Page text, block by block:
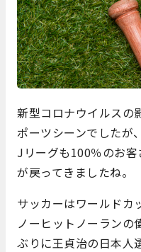
新型コロナウイルスの
ポーツシーンでしたが
Jリーグも100％のお
が戻ってきましたね。
サッカーはワールドカ
ノーヒットノーランの
ぶりに王貞治の日本人